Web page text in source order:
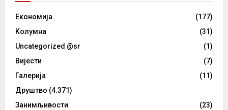
Eкономија
(177)
Kолумнa
(31)
Uncategorized @sr
(1)
Вијести
(7)
Галерија
(11)
Друштво (4.371)
Занимљивости
(23)